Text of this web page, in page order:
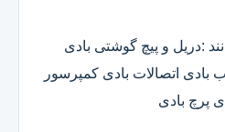
:دریل و پیچ گوشتی بادی
بادی اتصالات بادی کمپرسور
پرچ بادی